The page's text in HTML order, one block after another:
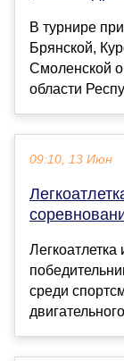
В турнире
Брянской,
Смоленской
области
09:10, 13 Июн
Легкоатлетка
среди